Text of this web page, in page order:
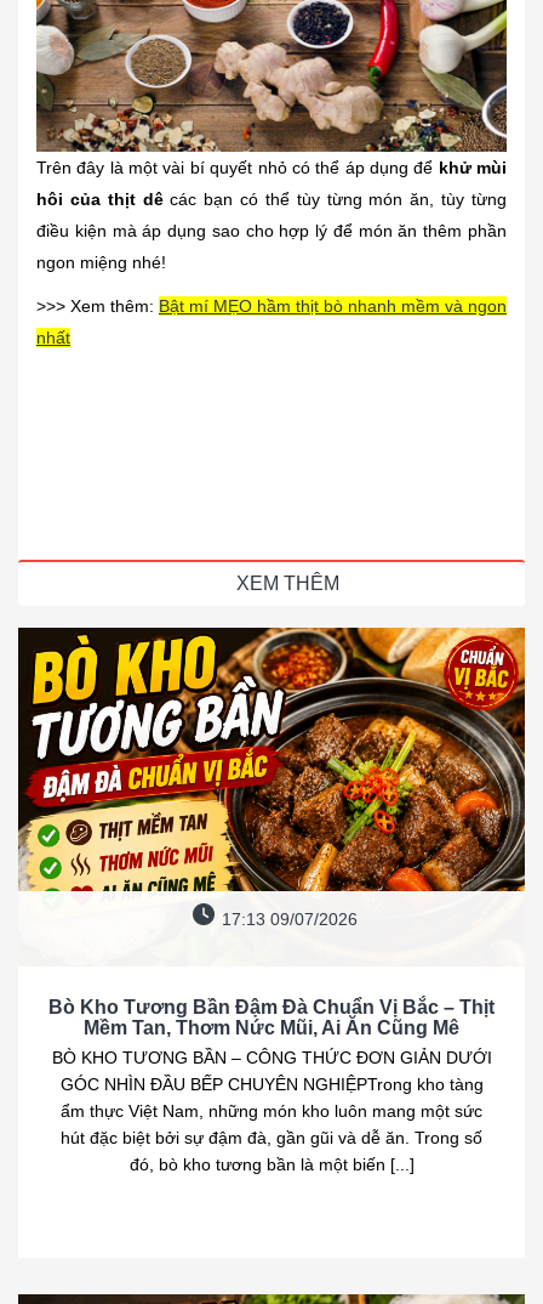
Trên đây là một vài bí quyết nhỏ có thể áp dụng để khử mùi
hôi của thịt dêcác bạn có thể tùy từng món ăn, tùy từng
điều kiện mà áp dụng sao cho hợp lý để món ăn thêm phần
ngon miệng nhé!
>>> Xem thêm: Bật mí MẸO hầm thịt bò nhanh mềm và ngon
nhất
XEM THÊM
17:13 09/07/2026
Bò Kho Tương Bần Đậm Đà Chuẩn Vị Bắc – Thịt
Mềm Tan, Thơm Nức Mũi, Ai Ăn Cũng Mê
BÒ KHO TƯƠNG BẦN – CÔNG THỨC ĐƠN GIẢN DƯỚI
GÓC NHÌN ĐẦU BẾP CHUYÊN NGHIỆPTrong kho tàng
ẩm thực Việt Nam, những món kho luôn mang một sức
hút đặc biệt bởi sự đậm đà, gần gũi và dễ ăn. Trong số
đó, bò kho tương bần là một biến [...]